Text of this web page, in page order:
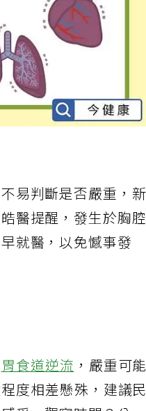
易判斷是否嚴重，新
醫提醒，發生於胸腔
就醫，以免憾事發
胃食道逆流 ，嚴重可能
度相差懸殊，建議民